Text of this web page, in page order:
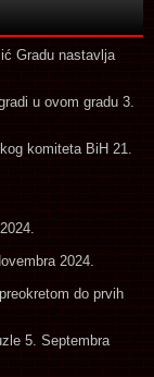
Gradu nastavlja
u ovom gradu 3.
komiteta BiH 21.
2024.
do prvih
5. Septembra